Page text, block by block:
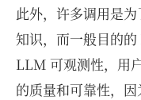
此外，许多调用是
知识，而一般目的
LLM 可观测性，用
的质量和可靠性，